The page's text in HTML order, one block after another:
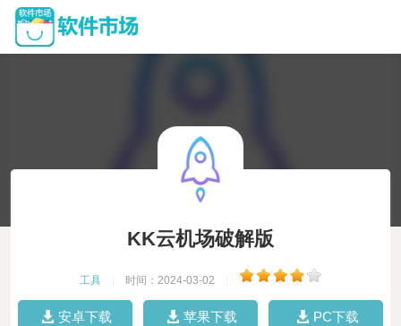
KK云机场破解版
工具 时间：2024-03-02
安卓下载 苹果下载 PC下载